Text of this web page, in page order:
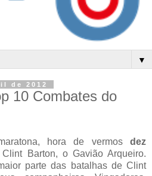
▼
de 2012
10 Combates do
hora de vermos dez
Barton, o Gavião Arqueiro.
parte das batalhas de Clint